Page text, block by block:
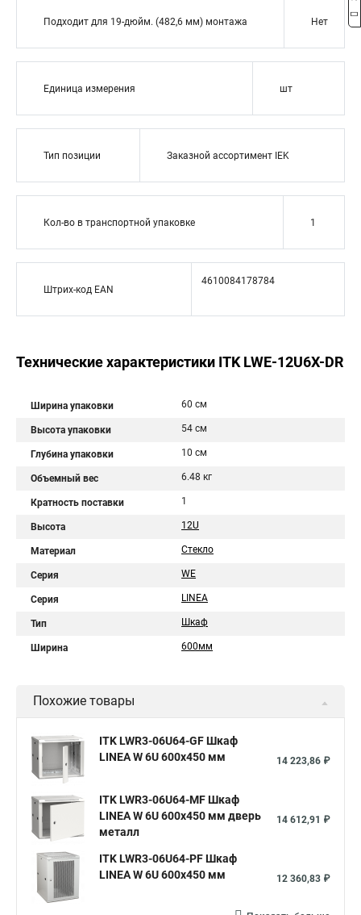
Подходит для 19-дюйм. (482,6 мм) монтажа Нет
Единица измерения шт
Тип позиции Заказной ассортимент IEK
Кол-во в транспортной упаковке 1
Штрих-код EAN
4610084178784
Технические характеристики ITK LWE-12U6X-DR
Ширина упаковки 60 см
Высота упаковки 54 см
Глубина упаковки 10 см
Объемный вес 6.48 кг
Кратность поставки 1
Высота 12U
Материал Стекло
Серия WE
Серия LINEA
Тип Шкаф
Ширина 600мм
Похожие товары
ITK LWR3-06U64-GF Шкаф
LINEA W 6U 600x450 мм
14 223,86 ₽
ITK LWR3-06U64-MF Шкаф
LINEA W 6U 600x450 мм дверь
металл
14 612,91 ₽
ITK LWR3-06U64-PF Шкаф
LINEA W 6U 600x450 мм
12 360,83 ₽